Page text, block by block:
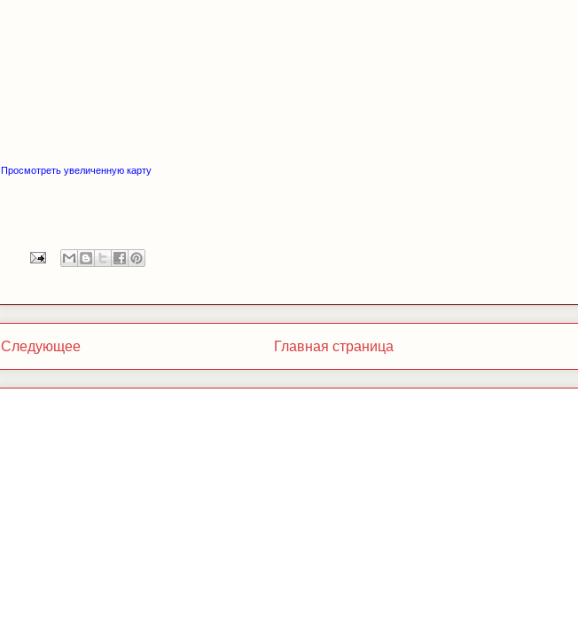
Просмотреть увеличенную карту
Следующее Главная страница